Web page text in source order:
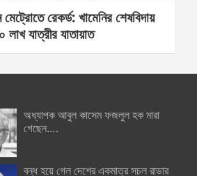
মেট্রোতে রেকর্ড: খামেনির শেষবিদায়
লাখ যাত্রীর যাতায়াত
অধ্যাপক আবুল কাসেম ফজলুল হক মারা
গেছেন….
বন্ধ হয়ে গেল দেশের একমাত্র সচল রাডার